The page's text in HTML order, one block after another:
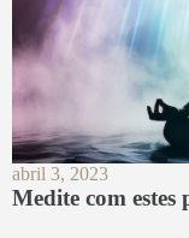
abril 3, 2023
Medite com estes